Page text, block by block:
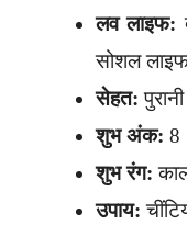
लव लाइफ:
सोशल लाइफ
सेहत:
शुभ अंक: 8
शुभ रंग:
उपाय: